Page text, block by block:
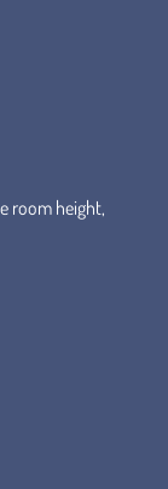
room height,